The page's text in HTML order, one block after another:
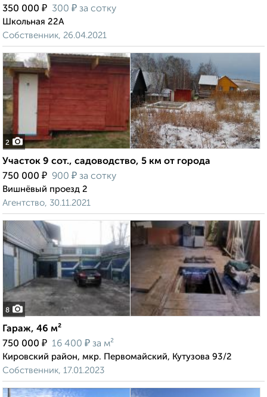
350 000 ₽ 300 ₽ за сотку
Школьная 22А
Собственник, 26.04.2021
2
Участок 9 сот., садоводство, 5 км от города
750 000 ₽ 900 ₽ за сотку
Вишнёвый проезд 2
Агентство, 30.11.2021
8
Гараж, 46 м²
750 000 ₽ 16 400 ₽ за м²
Кировский район, мкр. Первомайский, Кутузова 93/2
Собственник, 17.01.2023